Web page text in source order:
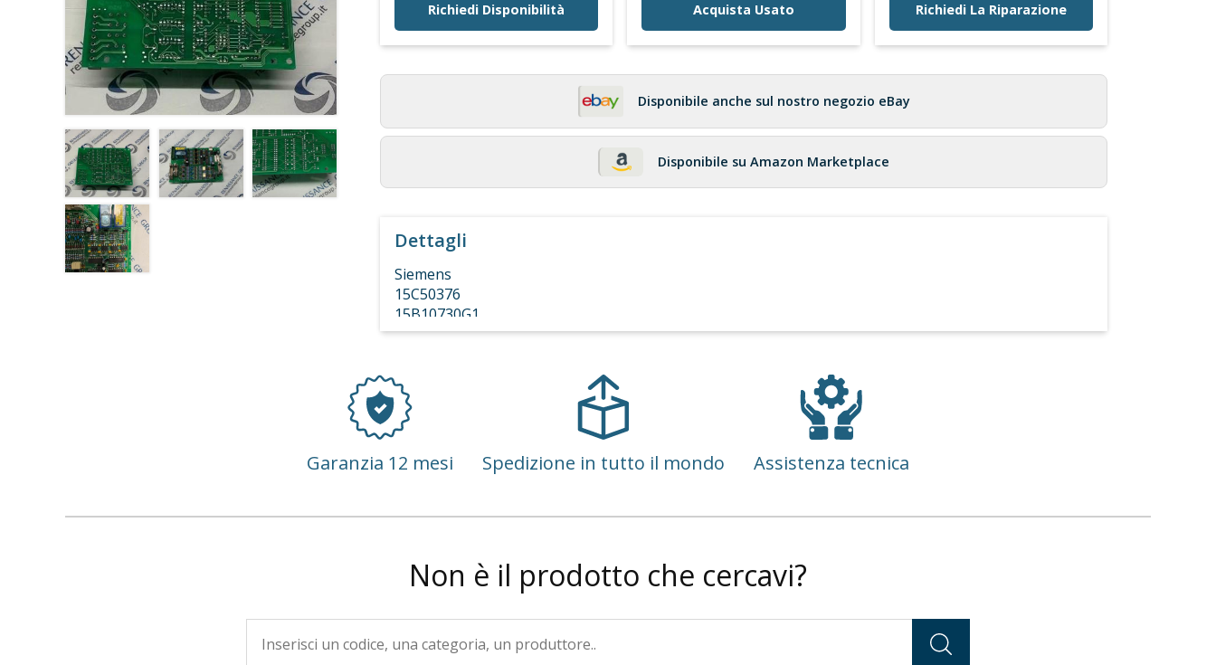
Richiedi Disponibilità Acquista Usato Richiedi La Riparazione
Disponibile anche sul nostro negozio eBay
Disponibile su Amazon Marketplace
Dettagli
Siemens
15C50376
15B10730G1
Garanzia 12 mesi Spedizione in tutto il mondo Assistenza tecnica
Non è il prodotto che cercavi?